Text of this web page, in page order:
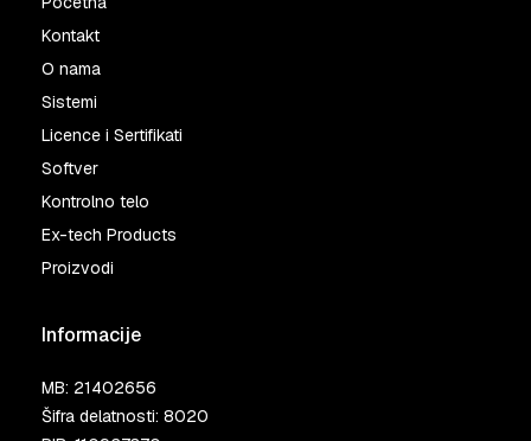
Kontakt
O nama
Sistemi
Licence i Sertifikati
Softver
Kontrolno telo
Ex-tech Products
Proizvodi
Informacije
MB: 21402656
Šifra delatnosti: 8020